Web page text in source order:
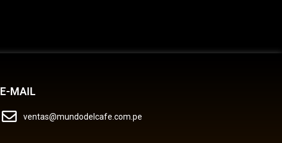
E-MAIL
ventas@mundodelcafe.com.pe